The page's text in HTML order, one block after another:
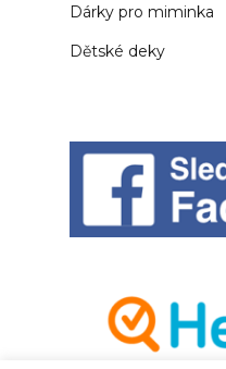
Dárky pro miminka
Dětské deky